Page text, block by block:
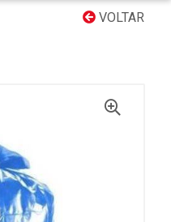
VOLTAR